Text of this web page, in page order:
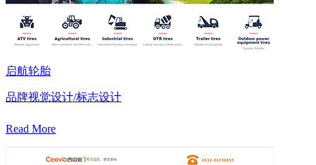
启航轮胎
品牌视觉设计/标志设计
Read More